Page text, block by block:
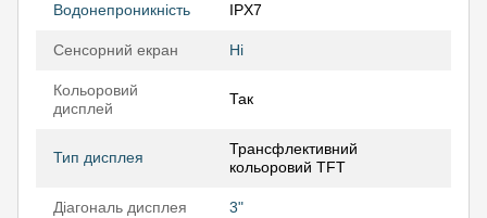
Водонепроникність IPX7
Сенсорний екран Ні
Кольоровий
дисплей
Так
Тип дисплея
Трансфлективний
кольоровий TFT
Діагональ дисплея 3"